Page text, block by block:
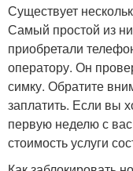
Существует
Самый простой из
приобретали
оператору. Он
симку. Обратите
заплатить. Если вы
первую неделю с
стоимость услуги